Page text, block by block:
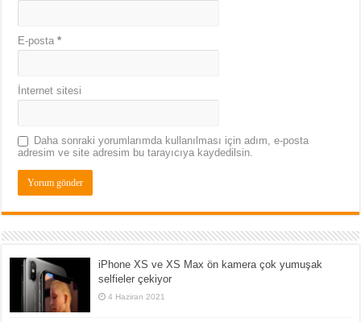
E-posta*
İnternet sitesi
Daha sonraki yorumlarımda kullanılması için adım, e-posta
adresim ve site adresim bu tarayıcıya kaydedilsin.
iPhone XS ve XS Max ön kamera çok yumuşak
selfieler çekiyor
4 Haziran 2021